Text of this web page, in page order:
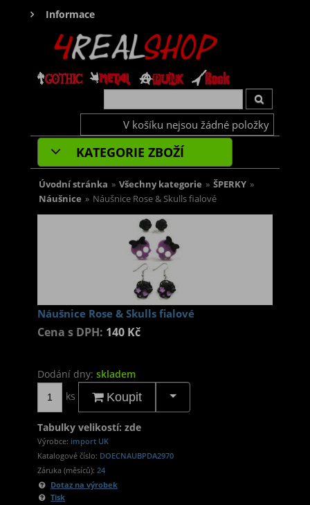
Informace
V košíku nejsou žádné položky
KATEGORIE ZBOŽÍ
Úvodní stránka » Všechny kategorie » ŠPERKY »
Náušnice » Náušnice Rose & Skulls fialové
Náušnice Rose & Skulls fialové
Cena s DPH: 140 Kč
Dodání dny: skladem
ks
Koupit
Tabulky velikostí: zde
Výrobce: import UK
Katalogové číslo: DOECNAUBPDA2970
Záruka (měsíců): 24
Dotaz na výrobek
Tisk